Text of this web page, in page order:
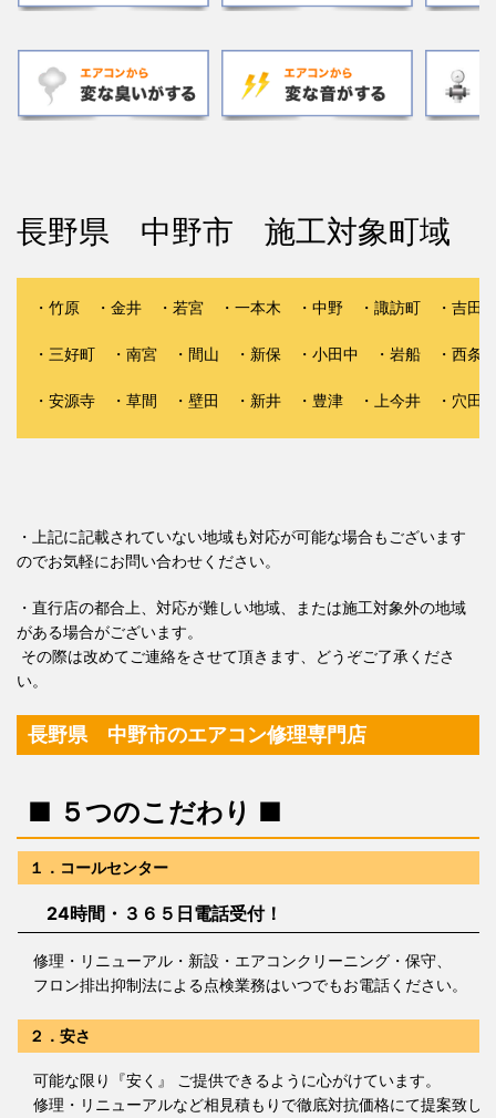
長野県 中野市 施工対象町域
・竹原 ・金井 ・若宮 ・一本木 ・中野 ・諏訪町 ・吉
・三好町 ・南宮 ・間山 ・新保 ・小田中 ・岩船 ・西条
・安源寺 ・草間 ・壁田 ・新井 ・豊津 ・上今井 ・穴田
・上記に記載されていない地域も対応が可能な場合もございます
のでお気軽にお問い合わせください。
・直行店の都合上、対応が難しい地域、または施工対象外の地域
がある場合がございます。
その際は改めてご連絡をさせて頂きます、どうぞご了承くださ
い。
長野県 中野市のエアコン修理専門店
■ ５つのこだわり ■
１．コールセンター
24時間・３６５日電話受付！
修理・リニューアル・新設・エアコンクリーニング・保守、
フロン排出抑制法による点検業務はいつでもお電話ください。
２．安さ
可能な限り『安く』 ご提供できるように心がけています。
修理・リニューアルなど相見積もりで徹底対抗価格にて提案致し